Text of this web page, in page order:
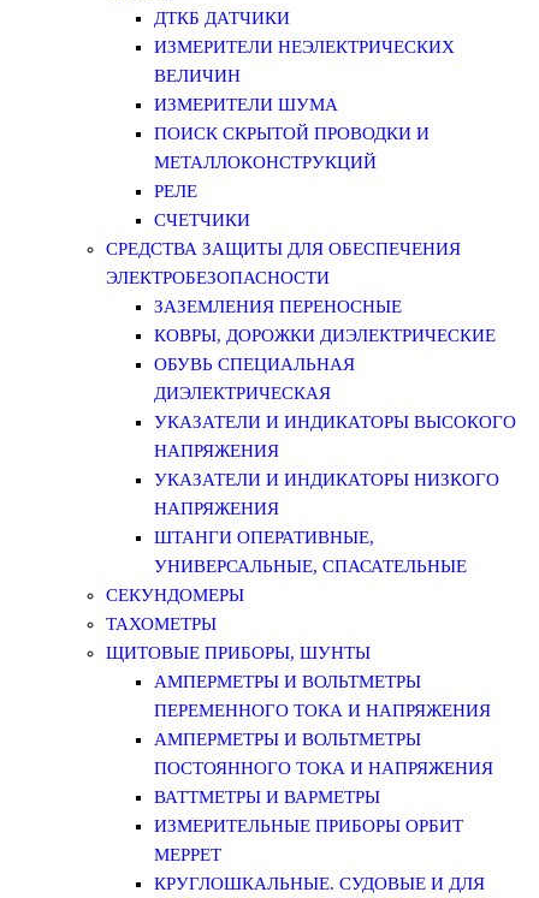
ДТКБ ДАТЧИКИ
ИЗМЕРИТЕЛИ НЕЭЛЕКТРИЧЕСКИХ
ВЕЛИЧИН
ИЗМЕРИТЕЛИ ШУМА
ПОИСК СКРЫТОЙ ПРОВОДКИ И
МЕТАЛЛОКОНСТРУКЦИЙ
РЕЛЕ
СЧЕТЧИКИ
СРЕДСТВА ЗАЩИТЫ ДЛЯ ОБЕСПЕЧЕНИЯ
ЭЛЕКТРОБЕЗОПАСНОСТИ
ЗАЗЕМЛЕНИЯ ПЕРЕНОСНЫЕ
КОВРЫ, ДОРОЖКИ ДИЭЛЕКТРИЧЕСКИЕ
ОБУВЬ СПЕЦИАЛЬНАЯ
ДИЭЛЕКТРИЧЕСКАЯ
УКАЗАТЕЛИ И ИНДИКАТОРЫ ВЫСОКОГО
НАПРЯЖЕНИЯ
УКАЗАТЕЛИ И ИНДИКАТОРЫ НИЗКОГО
НАПРЯЖЕНИЯ
ШТАНГИ ОПЕРАТИВНЫЕ,
УНИВЕРСАЛЬНЫЕ, СПАСАТЕЛЬНЫЕ
СЕКУНДОМЕРЫ
ТАХОМЕТРЫ
ЩИТОВЫЕ ПРИБОРЫ, ШУНТЫ
АМПЕРМЕТРЫ И ВОЛЬТМЕТРЫ
ПЕРЕМЕННОГО ТОКА И НАПРЯЖЕНИЯ
АМПЕРМЕТРЫ И ВОЛЬТМЕТРЫ
ПОСТОЯННОГО ТОКА И НАПРЯЖЕНИЯ
ВАТТМЕТРЫ И ВАРМЕТРЫ
ИЗМЕРИТЕЛЬНЫЕ ПРИБОРЫ ОРБИТ
МЕРРЕТ
КРУГЛОШКАЛЬНЫЕ. СУДОВЫЕ И ДЛЯ